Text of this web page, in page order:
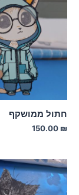
חתול ממושקף
150.00 ₪